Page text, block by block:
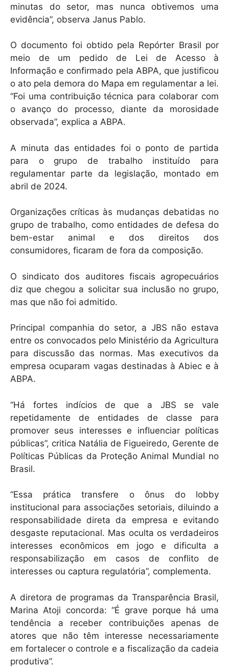
minutas do setor, mas nunca obtivemos uma
evidência”, observa Janus Pablo.
O documento foi obtido pela Repórter Brasil por
meio de um pedido de Lei de Acesso à
Informação e confirmado pela ABPA, que justificou
o ato pela demora do Mapa em regulamentar a lei.
“Foi uma contribuição técnica para colaborar com
o avanço do processo, diante da morosidade
observada”, explica a ABPA.
A minuta das entidades foi o ponto de partida
para o grupo de trabalho instituído para
regulamentar parte da legislação, montado em
abril de 2024.
Organizações críticas às mudanças debatidas no
grupo de trabalho, como entidades de defesa do
bem-estar animal e dos direitos dos
consumidores, ficaram de fora da composição.
O sindicato dos auditores fiscais agropecuários
diz que chegou a solicitar sua inclusão no grupo,
mas que não foi admitido.
Principal companhia do setor, a JBS não estava
entre os convocados pelo Ministério da Agricultura
para discussão das normas. Mas executivos da
empresa ocuparam vagas destinadas à Abiec e à
ABPA.
“Há fortes indícios de que a JBS se vale
repetidamente de entidades de classe para
promover seus interesses e influenciar políticas
públicas”, critica Natália de Figueiredo, Gerente de
Políticas Públicas da Proteção Animal Mundial no
Brasil.
“Essa prática transfere o ônus do lobby
institucional para associações setoriais, diluindo a
responsabilidade direta da empresa e evitando
desgaste reputacional. Mas oculta os verdadeiros
interesses econômicos em jogo e dificulta a
responsabilização em casos de conflito de
interesses ou captura regulatória”, complementa.
A diretora de programas da Transparência Brasil,
Marina Atoji concorda: “É grave porque há uma
tendência a receber contribuições apenas de
atores que não têm interesse necessariamente
em fortalecer o controle e a fiscalização da cadeia
produtiva”.